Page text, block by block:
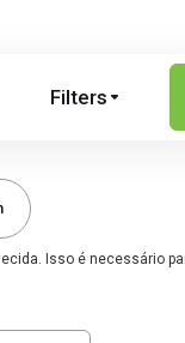
Filters
Isso é necessário